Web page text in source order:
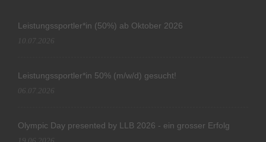
Leistungssportler*in (50%) ab Oktober 2026
10.07.2026
Leistungssportler*in 50% (m/w/d) gesucht!
06.07.2026
Olympic Day presented by LLB 2026 - ein grosser Erfolg